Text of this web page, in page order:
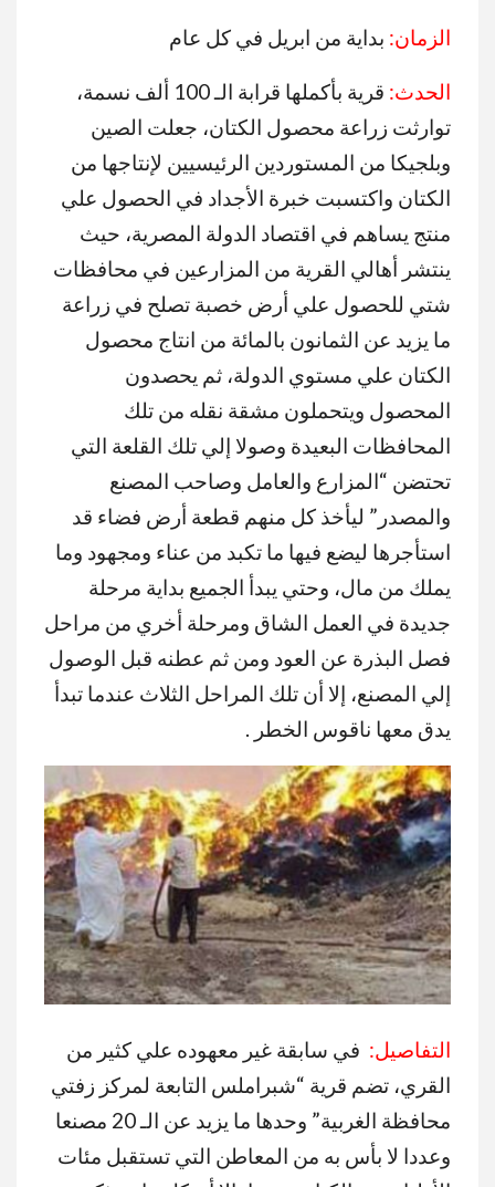
الزمان: بداية من ابريل في كل عام
الحدث:
قرية بأكملها قرابة الـ 100 ألف نسمة،
توارثت زراعة محصول الكتان، جعلت الصين
وبلجيكا من المستوردين الرئيسيين لإنتاجها من
الكتان واكتسبت خبرة الأجداد في الحصول علي
منتج يساهم في اقتصاد الدولة المصرية، حيث
ينتشر أهالي القرية من المزارعين في محافظات
شتي للحصول علي أرض خصبة تصلح في زراعة
ما يزيد عن الثمانون بالمائة من انتاج محصول
الكتان علي مستوي الدولة، ثم يحصدون
المحصول ويتحملون مشقة نقله من تلك
المحافظات البعيدة وصولا إلي تلك القلعة التي
تحتضن “المزارع والعامل وصاحب المصنع
والمصدر” ليأخذ كل منهم قطعة أرض فضاء قد
استأجرها ليضع فيها ما تكبد من عناء ومجهود وما
يملك من مال، وحتي يبدأ الجميع بداية مرحلة
جديدة في العمل الشاق ومرحلة أخري من مراحل
فصل البذرة عن العود ومن ثم عطنه قبل الوصول
إلي المصنع، إلا أن تلك المراحل الثلاث عندما تبدأ
يدق معها ناقوس الخطر .
التفاصيل: في سابقة غير معهوده علي كثير من
القري، تضم قرية “شبراملس التابعة لمركز زفتي
محافظة الغربية” وحدها ما يزيد عن الـ 20 مصنعا
وعددا لا بأس به من المعاطن التي تستقبل مئات